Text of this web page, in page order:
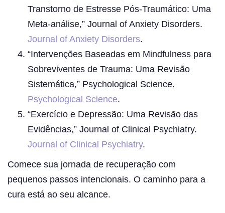
Transtorno de Estresse Pós-Traumático: Uma
Meta-análise,” Journal of Anxiety Disorders.
Journal of Anxiety Disorders.
“Intervenções Baseadas em Mindfulness para
Sobreviventes de Trauma: Uma Revisão
Sistemática,” Psychological Science.
Psychological Science.
“Exercício e Depressão: Uma Revisão das
Evidências,” Journal of Clinical Psychiatry.
Journal of Clinical Psychiatry.
Comece sua jornada de recuperação com
pequenos passos intencionais. O caminho para a
cura está ao seu alcance.